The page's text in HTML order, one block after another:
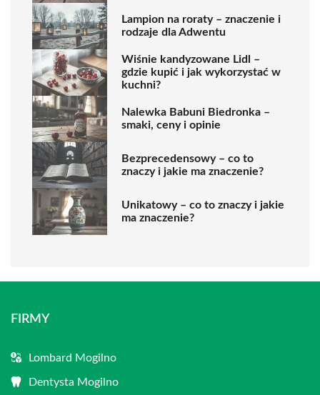
Lampion na roraty – znaczenie i
rodzaje dla Adwentu
Wiśnie kandyzowane Lidl –
gdzie kupić i jak wykorzystać w
kuchni?
Nalewka Babuni Biedronka –
smaki, ceny i opinie
Bezprecedensowy – co to
znaczy i jakie ma znaczenie?
Unikatowy – co to znaczy i jakie
ma znaczenie?
FIRMY
Lombard Mogilno
Dentysta Mogilno